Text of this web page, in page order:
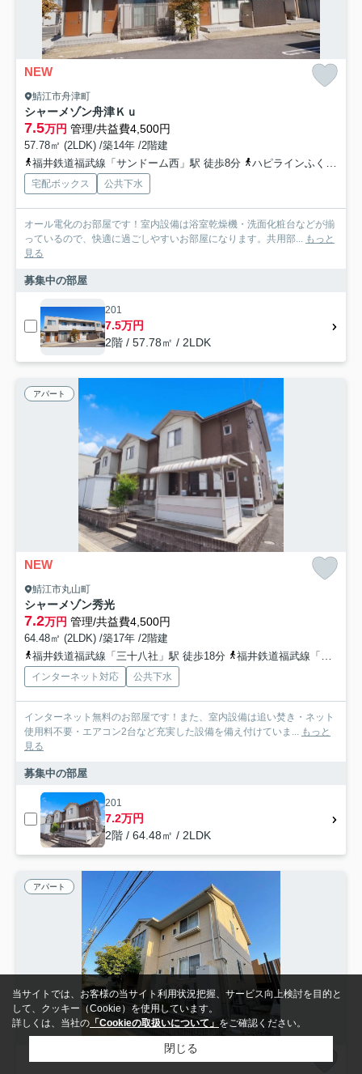
NEW
鯖江市舟津町
シャーメゾン舟津Ｋｕ
7.5万円 管理/共益費4,500円
57.78㎡ (2LDK) /築14年 /2階建
福井鉄道福武線「サンドーム西」駅 徒歩8分
ハピラインふくい「鯖江」駅 徒歩18分
宅配ボックス 公共下水
オール電化のお部屋です！室内設備は浴室乾燥機・洗面化粧台などが揃
っているので、快適に過ごしやすいお部屋になります。共用部...
もっと
見る
募集中の部屋
201
7.5万円
2階 / 57.78㎡ / 2LDK
アパート
NEW
鯖江市丸山町
シャーメゾン秀光
7.2万円 管理/共益費4,500円
64.48㎡ (2LDK) /築17年 /2階建
福井鉄道福武線「三十八社」駅 徒歩18分
福井鉄道福武線「鳥羽中」駅 徒歩7分
インターネット対応 公共下水
インターネット無料のお部屋です！また、室内設備は追い焚き・ネット
使用料不要・エアコン2台など充実した設備を備え付けていま...
もっと
見る
募集中の部屋
201
7.2万円
2階 / 64.48㎡ / 2LDK
アパート
当サイトでは、お客様の当サイト利用状況把握、サービス向上検討を目的と
して、クッキー（Cookie）を使用しています。
詳しくは、当社の 「Cookieの取扱いについて」 をご確認ください。
閉じる